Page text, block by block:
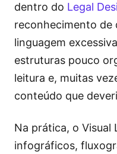
dentro do Legal
reconhecimento de
linguagem
estruturas pouco
leitura e, muitas
conteúdo que
Na prática, o Visual
infográficos,